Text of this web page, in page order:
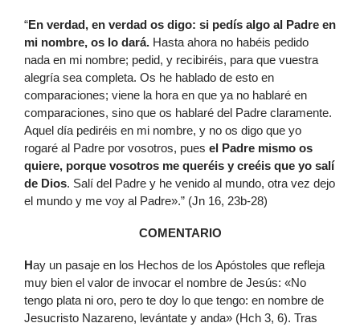
“En verdad, en verdad os digo: si pedís algo al Padre en
mi nombre, os lo dará. Hasta ahora no habéis pedido
nada en mi nombre; pedid, y recibiréis, para que vuestra
alegría sea completa. Os he hablado de esto en
comparaciones; viene la hora en que ya no hablaré en
comparaciones, sino que os hablaré del Padre claramente.
Aquel día pediréis en mi nombre, y no os digo que yo
rogaré al Padre por vosotros, pues el Padre mismo os
quiere, porque vosotros me queréis y creéis que yo salí
de Dios. Salí del Padre y he venido al mundo, otra vez dejo
el mundo y me voy al Padre».” (Jn 16, 23b-28)
COMENTARIO
Hay un pasaje en los Hechos de los Apóstoles que refleja
muy bien el valor de invocar el nombre de Jesús: «No
tengo plata ni oro, pero te doy lo que tengo: en nombre de
Jesucristo Nazareno, levántate y anda» (Hch 3, 6). Tras